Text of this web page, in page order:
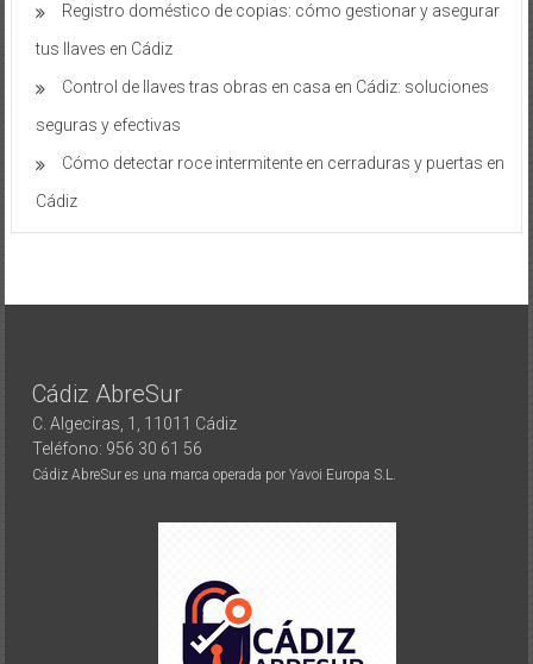
Registro doméstico de copias: cómo gestionar y asegurar
tus llaves en Cádiz
Control de llaves tras obras en casa en Cádiz: soluciones
seguras y efectivas
Cómo detectar roce intermitente en cerraduras y puertas en
Cádiz
Cádiz AbreSur
C. Algeciras, 1, 11011 Cádiz
Teléfono: 956 30 61 56
Cádiz AbreSur es una marca operada por Yavoi Europa S.L.